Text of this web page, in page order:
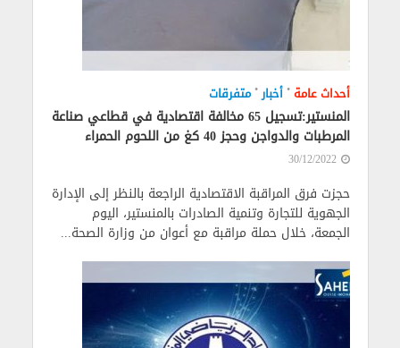
أحداث عامة • أخبار• متفرقات
المنستير:تسجيل 65 مخالفة اقتصادية في قطاعي صناعة
المرطبات والدواجن وحجز 40 كغ من اللحوم الحمراء
30/12/2022
حجزت فرق المراقبة الاقتصادية الراجعة بالنظر إلى الإدارة
الجهوية للتجارة وتنمية الصادرات بالمنستير، اليوم
الجمعة، خلال حملة مراقبة مع أعوان من وزارة الصحة...